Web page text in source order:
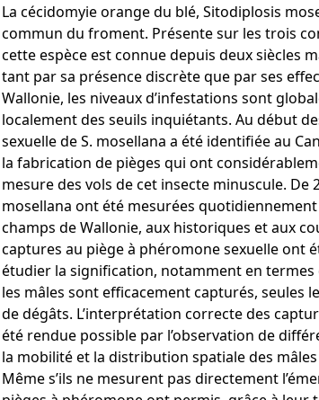
La cécidomyie orange du blé, Sitodiplosis
commun du froment. Présente sur les trois
cette espèce est connue depuis deux siècles
tant par sa présence discrète que par ses
Wallonie, les niveaux d’infestations sont
localement des seuils inquiétants. Au début
sexuelle de S. mosellana a été identifiée au
la fabrication de pièges qui ont
mesure des vols de cet insecte minuscule. De
mosellana ont été mesurées
champs de Wallonie, aux historiques et aux
captures au piège à phéromone sexuelle ont
étudier la signification, notamment en termes
les mâles sont efficacement capturés, seules
de dégâts. L’interprétation correcte des
été rendue possible par l’observation de
la mobilité et la distribution spatiale des
Même s’ils ne mesurent pas directement